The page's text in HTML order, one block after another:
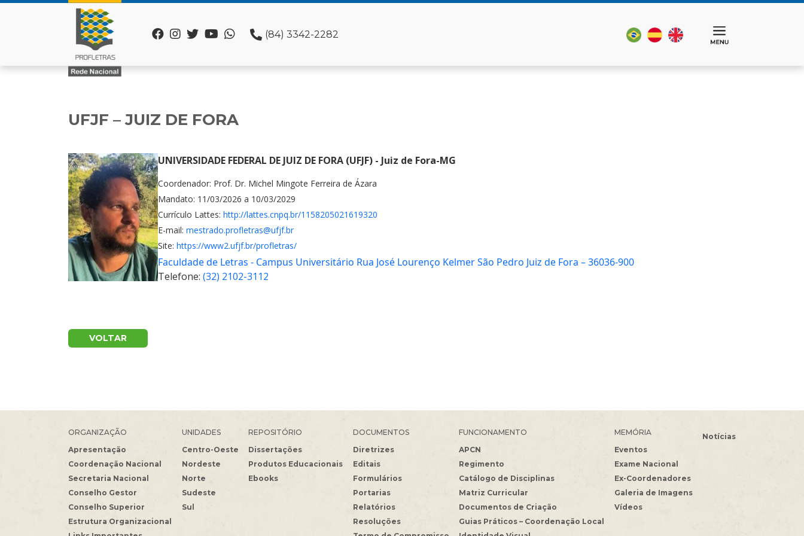
(84) 3342-2282
UFJF – JUIZ DE FORA
UNIVERSIDADE FEDERAL DE JUIZ DE FORA (UFJF) - Juiz de Fora-MG
Coordenador: Prof. Dr. Michel Mingote Ferreira de Ázara
Mandato: 11/03/2026 a 10/03/2029
Currículo Lattes: http://lattes.cnpq.br/1158205021619320
E-mail: mestrado.profletras@ufjf.br
Site: https://www2.ufjf.br/profletras/
Faculdade de Letras - Campus Universitário Rua José Lourenço Kelmer São Pedro Juiz de Fora – 36036-900
Telefone: (32) 2102-3112
VOLTAR
ORGANIZAÇÃO
Apresentação
Coordenação Nacional
Secretaria Nacional
Conselho Gestor
Conselho Superior
Estrutura Organizacional
UNIDADES
Centro-Oeste
Nordeste
Norte
Sudeste
Sul
REPOSITÓRIO
Dissertações
Produtos Educacionais
Ebooks
DOCUMENTOS
Diretrizes
Editais
Formulários
Portarias
Relatórios
Resoluções
FUNCIONAMENTO
APCN
Regimento
Catálogo de Disciplinas
Matriz Curricular
Documentos de Criação
Guias Práticos – Coordenação Local
MEMÓRIA
Eventos
Exame Nacional
Ex-Coordenadores
Galeria de Imagens
Vídeos
Notícias